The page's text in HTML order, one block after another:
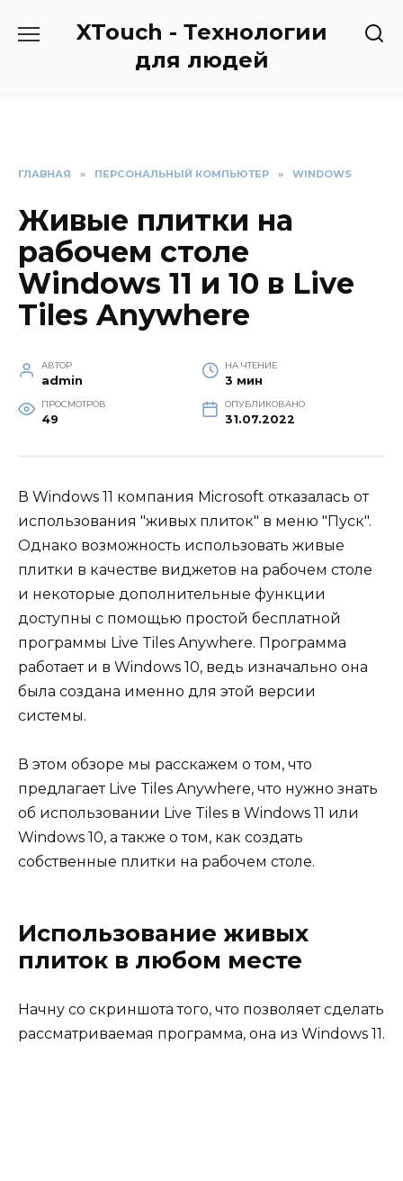
XTouch - Технологии
для людей
ГЛАВНАЯ » ПЕРСОНАЛЬНЫЙ КОМПЬЮТЕР » WINDOWS
Живые плитки на
рабочем столе
Windows 11 и 10 в Live
Tiles Anywhere
АВТОР
admin
НА ЧТЕНИЕ
3 мин
ПРОСМОТРОВ
49
ОПУБЛИКОВАНО
31.07.2022
В Windows 11 компания Microsoft отказалась от
использования "живых плиток" в меню "Пуск".
Однако возможность использовать живые
плитки в качестве виджетов на рабочем столе
и некоторые дополнительные функции
доступны с помощью простой бесплатной
программы Live Tiles Anywhere. Программа
работает и в Windows 10, ведь изначально она
была создана именно для этой версии
системы.
В этом обзоре мы расскажем о том, что
предлагает Live Tiles Anywhere, что нужно знать
об использовании Live Tiles в Windows 11 или
Windows 10, а также о том, как создать
собственные плитки на рабочем столе.
Использование живых
плиток в любом месте
Начну со скриншота того, что позволяет сделать
рассматриваемая программа, она из Windows 11.